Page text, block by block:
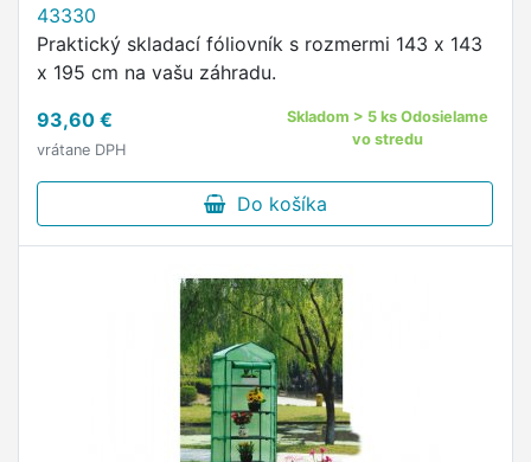
43330
Praktický skladací fóliovník s rozmermi 143 x 143
x 195 cm na vašu záhradu.
93,60 €
vrátane DPH
Skladom > 5 ks Odosielame
vo stredu
Do košíka